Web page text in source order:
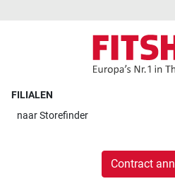
FILIALEN
naarStorefinder
Contract